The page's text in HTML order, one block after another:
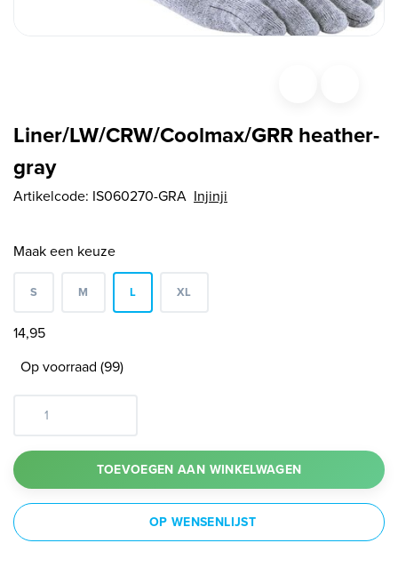
Liner/LW/CRW/Coolmax/GRR heather-
gray
Artikelcode: IS060270-GRA Injinji
Maak een keuze
S M L XL
14,95
Op voorraad (99)
TOEVOEGEN AAN WINKELWAGEN
OP WENSENLIJST